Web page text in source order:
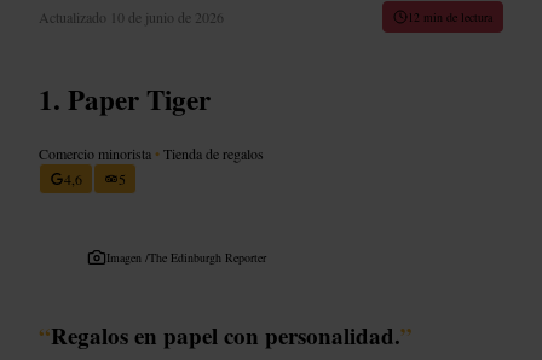
Actualizado 10 de junio de 2026 12 min de lectura
Paper Tiger
Comercio minorista •Tienda de regalos
4,6
5
Imagen /The Edinburgh Reporter
“Regalos en papel con personalidad.”